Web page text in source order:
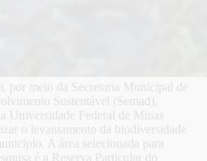
por meio da Secretaria Municipal de
Sustentável (Semad),
Universidade Federal de Minas
o levantamento da biodiversidade
A área selecionada para
é a Reserva Particular do